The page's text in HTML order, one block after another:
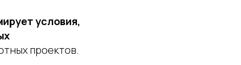
условия,
проектов.